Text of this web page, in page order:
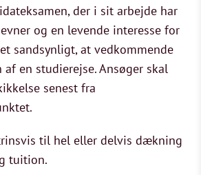
der i sit arbejde har
og en levende interesse for
sandsynligt, at vedkommende
en studierejse. Ansøger skal
senest fra
til hel eller delvis dækning
tuition.